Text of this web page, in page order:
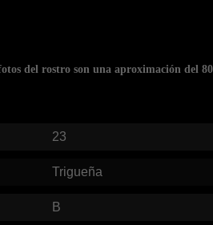
del rostro son una aproximación del
23
Trigueña
B